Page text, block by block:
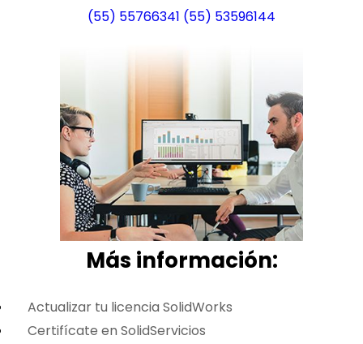
(55) 55766341 (55) 53596144
Más información:
Actualizar tu licencia SolidWorks
Certifícate en SolidServicios